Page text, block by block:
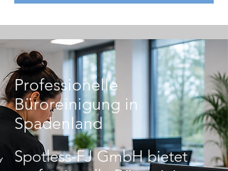
Professionelle
Büroreinigung in
Spadenland
Spotless-FJ GmbH bietet